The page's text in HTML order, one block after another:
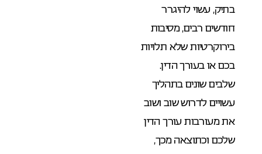
בתיק, עשוי להיגרר
חודשים רבים, מסיבות
בירוקרטיות שלא תלויות
בכם או בעורך הדין.
שלבים שונים בתהליך
עשויים לדרוש שוב ושוב
את מעורבות עורך הדין
שלכם וכתוצאה מכך,